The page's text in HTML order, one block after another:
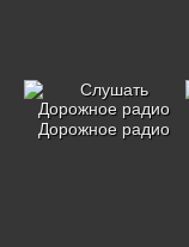
Дорожное радио